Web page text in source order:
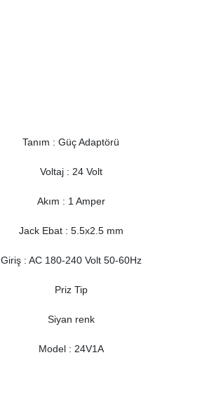
Tanım : Güç Adaptörü
Voltaj : 24 Volt
Akım : 1 Amper
Jack Ebat : 5.5x2.5 mm
Giriş : AC 180-240 Volt 50-60Hz
Priz Tip
Siyan renk
Model : 24V1A